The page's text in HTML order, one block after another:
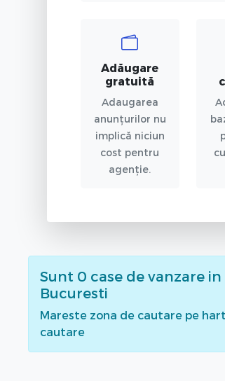
Adăugare
gratuită
Adaugarea
anunțurilor nu
implică niciun
cost pentru
agenție.
Sunt 0 case de vanzare in
Bucuresti
Mareste zona de cautare pe
cautare